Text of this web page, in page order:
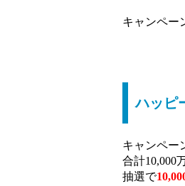
キャンペー
ハッピ
キャンペー
合計10,000
抽選で